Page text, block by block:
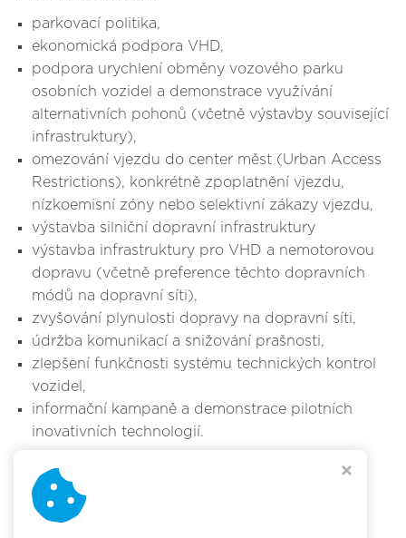
parkovací politika,
ekonomická podpora VHD,
podpora urychlení obměny vozového parku
osobních vozidel a demonstrace využívání
alternativních pohonů (včetně výstavby související
infrastruktury),
omezování vjezdu do center měst (Urban Access
Restrictions), konkrétně zpoplatnění vjezdu,
nízkoemisní zóny nebo selektivní zákazy vjezdu,
výstavba silniční dopravní infrastruktury
výstavba infrastruktury pro VHD a nemotorovou
dopravu (včetně preference těchto dopravních
módů na dopravní síti),
zvyšování plynulosti dopravy na dopravní síti,
údržba komunikací a snižování prašnosti,
zlepšení funkčnosti systému technických kontrol
vozidel,
informační kampaně a demonstrace pilotních
inovativních technologií.
Ke stažení :
Smernice_Evropskeho_Parlamentu.pdf